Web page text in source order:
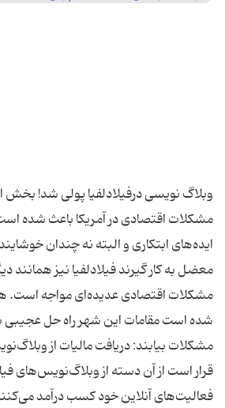
وبلاگ نویسی درفیلادلفیا پولی شد! بخش
مشکلات اقتصادی در آمریکا باعث شده
ایده‌های ابتکاری و البته نه چندان
معضل به کار گیرند فیلادلفیا نیز همانند
مشکلات اقتصادی عدیده‌ای مواجه
شده است مقامات این شهر راه حل عجیبی
مشکلات بیابند: دریافت مالیات از
قرار است از آن دسته از وبلاگ‌نویس‌های
فعالیت‌های آنلاین خود کسب درآمد